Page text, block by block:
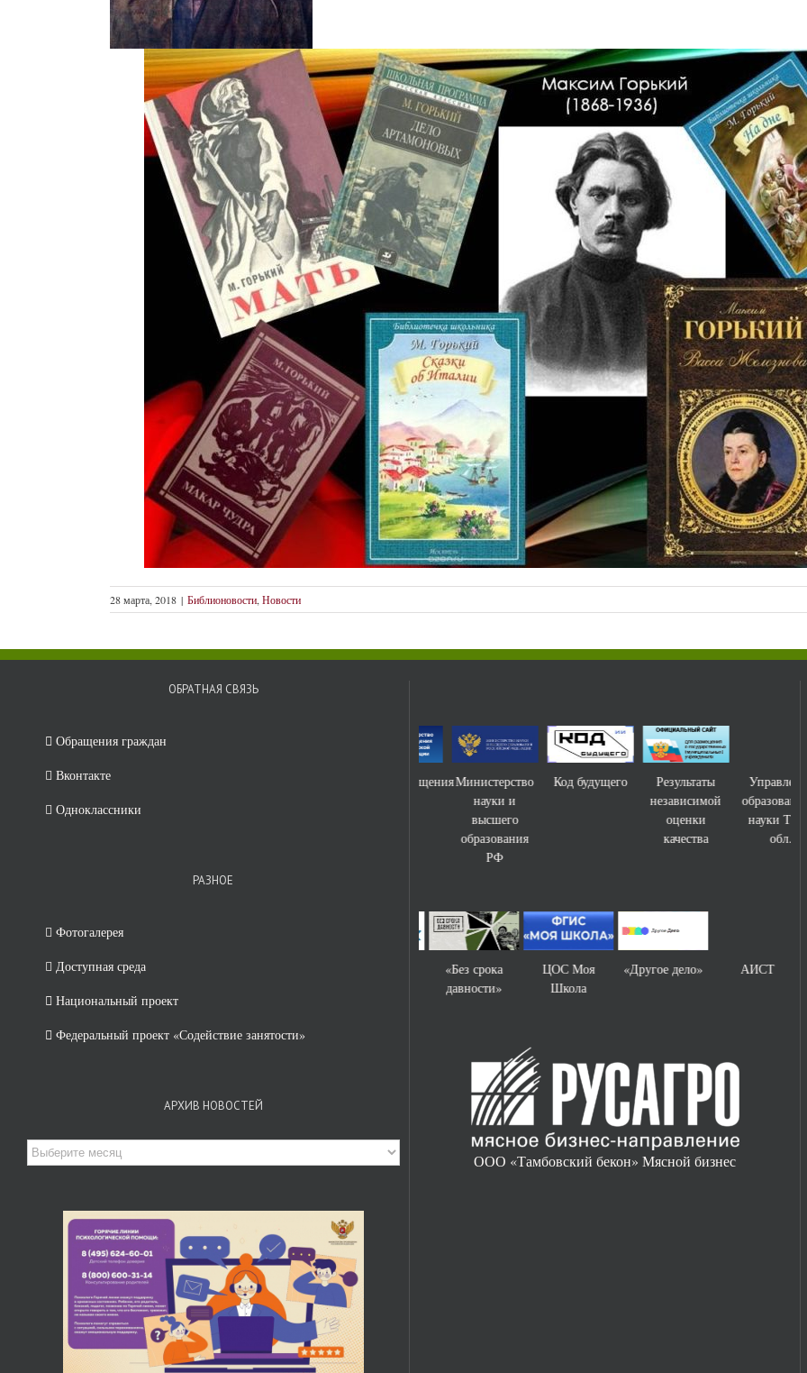
28 марта, 2018 | Библионовости, Новости
ОБРАТНАЯ СВЯЗЬ
Обращения граждан
Вконтакте
Одноклассники
РАЗНОЕ
Фотогалерея
Доступная среда
Национальный проект
Федеральный проект «Содействие занятости»
АРХИВ НОВОСТЕЙ
Архив
новостей
МинпросвещенияМинистерство
науки и
высшего
образования
Код будущего
Результаты
независимой
оценки
качества
Управление
образования и
науки Тамб.
«Без срока
давности»
ЦОС Моя
Школа
«Другое дело» АИСТ
ООО «Тамбовский бекон» Мясной бизнес